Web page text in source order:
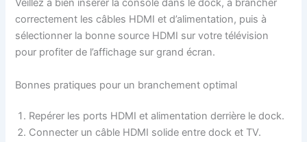
Veillez à bien insérer la console dans le dock, à brancher
correctement les câbles HDMI et d’alimentation, puis à
sélectionner la bonne source HDMI sur votre télévision
pour profiter de l’affichage sur grand écran.
Bonnes pratiques pour un branchement optimal
Repérer les ports HDMI et alimentation derrière le dock.
Connecter un câble HDMI solide entre dock et TV.